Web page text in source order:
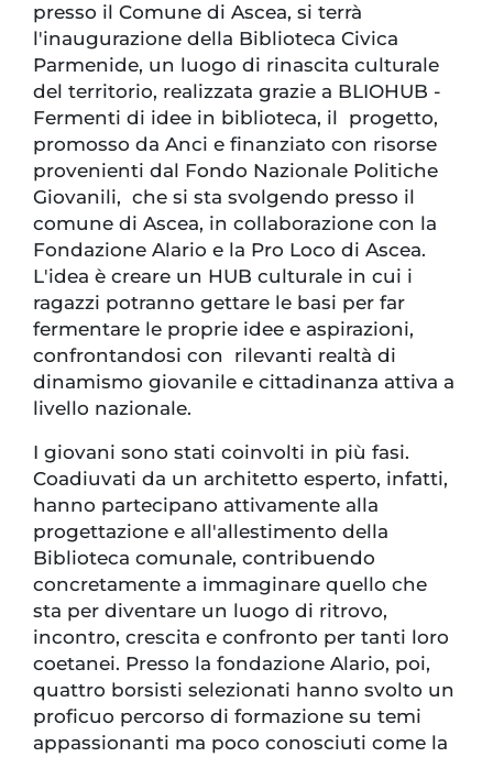
presso il Comune di Ascea, si terrà
l'inaugurazione della Biblioteca Civica
Parmenide, un luogo di rinascita culturale
del territorio, realizzata grazie a BLIOHUB -
Fermenti di idee in biblioteca, il progetto,
promosso da Anci e finanziato con risorse
provenienti dal Fondo Nazionale Politiche
Giovanili, che si sta svolgendo presso il
comune di Ascea, in collaborazione con la
Fondazione Alario e la Pro Loco di Ascea.
L'idea è creare un HUB culturale in cui i
ragazzi potranno gettare le basi per far
fermentare le proprie idee e aspirazioni,
confrontandosi con rilevanti realtà di
dinamismo giovanile e cittadinanza attiva a
livello nazionale.
I giovani sono stati coinvolti in più fasi.
Coadiuvati da un architetto esperto, infatti,
hanno partecipano attivamente alla
progettazione e all'allestimento della
Biblioteca comunale, contribuendo
concretamente a immaginare quello che
sta per diventare un luogo di ritrovo,
incontro, crescita e confronto per tanti loro
coetanei. Presso la fondazione Alario, poi,
quattro borsisti selezionati hanno svolto un
proficuo percorso di formazione su temi
appassionanti ma poco conosciuti come la